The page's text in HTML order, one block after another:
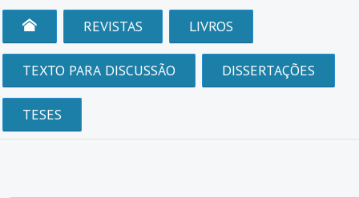
REVISTAS LIVROS
TEXTO PARA DISCUSSÃO DISSERTAÇÕES
TESES